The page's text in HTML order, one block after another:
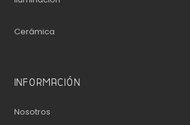
Cerámica
INFORMACIÓN
Nosotros